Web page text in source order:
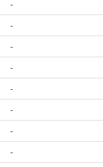
-
-
-
-
-
-
-
-